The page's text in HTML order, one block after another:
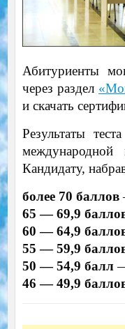
Абитуриенты
через раздел
и скачать
Результаты
Кандидату,
более 70 баллов
65 — 69,9
60 — 64,9
55 — 59,9
50 — 54,9 балл—
46 — 49,9